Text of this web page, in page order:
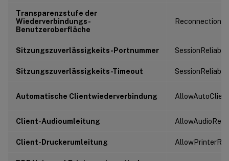
Transparenzstufe der
Wiederverbindungs-
Benutzeroberfläche
Sitzungszuverlässigkeits-Portnummer
Sitzungszuverlässigkeits-Timeout
Automatische Clientwiederverbindung
Client-Audioumleitung
Client-Druckerumleitung